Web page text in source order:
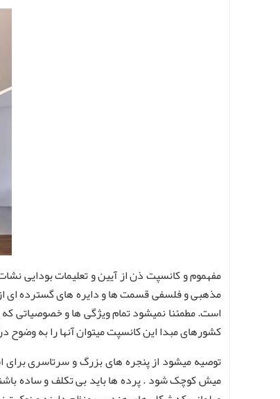
مفهموم و کانسپت ذن از آیین و تعلیمات بودایی
مذهبی و فلسفی قسمت ها و دایره های گسترده ای
است. مطمئنا نمیشود تمام ویژگی ها و خصوصیاتی که
کشورهای مبدا این کانسپت میتوان آنها را به وضوح
توصیه میشود از پنجره های بزرگ و سرتاسری برای
میش کوچک شود . پرده ها باید بی تکلف و ساده